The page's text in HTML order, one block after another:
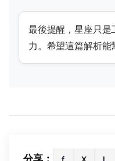
最後提醒，星座只是
力。希望這篇解析能
f X L